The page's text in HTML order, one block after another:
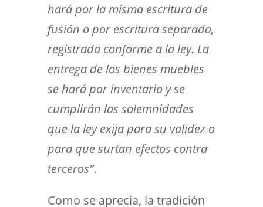
hará por la misma escritura de
fusión o por escritura separada,
registrada conforme a la ley. La
entrega de los bienes muebles
se hará por inventario y se
cumplirán las solemnidades
que la ley exija para su validez o
para que surtan efectos contra
terceros”.
Como se aprecia, la tradición